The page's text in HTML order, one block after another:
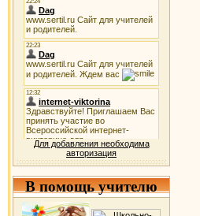
Для добавления необходима
авторизация
В помощь учителю